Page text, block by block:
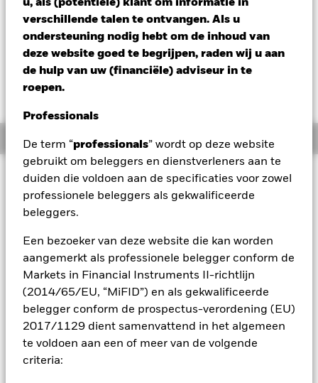
u, als (potentiële) klant om informatie in
verschillende talen te ontvangen. Als u
ondersteuning nodig hebt om de inhoud van
deze website goed te begrijpen, raden wij u aan
de hulp van uw (financiële) adviseur in te
roepen.
Professionals
De term “professionals” wordt op deze website
gebruikt om beleggers en dienstverleners aan te
duiden die voldoen aan de specificaties voor zowel
professionele beleggers als gekwalificeerde
beleggers.
Een bezoeker van deze website die kan worden
aangemerkt als professionele belegger conform de
Markets in Financial Instruments II-richtlijn
(2014/65/EU, “MiFID”) en als gekwalificeerde
belegger conform de prospectus-verordening (EU)
2017/1129 dient samenvattend in het algemeen
te voldoen aan een of meer van de volgende
criteria:
Variatie 52wk: 11,08 - 11,85
Verandering NAV 1 dag per 06/aug/2026
EUR -0,02 (-0,16%)
Overzicht
Beleggingsdoel
Het Fonds streeft naar een totaalrendement op uw
belegging door een combinatie van kapitaalgroei en
Market Bond Index Global Diversified, de referentie-index
van het Fonds ('de index'), weerspiegelt. Het Fonds belegt
obligaties) die deel uitmaken van de Index. De Index omvat
in USD luidende VR-effecten met een vaste of variabele
rentevergoeding, uitgegeven door overheden en semi-
overheidsinstellingen in opkomende markten. Semi-
overheidsentiteiten moeten 100% gegarandeerd of 100%